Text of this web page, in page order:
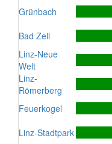
Grünbach
Bad Zell
Linz-Neue
Welt
Linz-
Römerberg
Feuerkogel
Linz-Stadtpark